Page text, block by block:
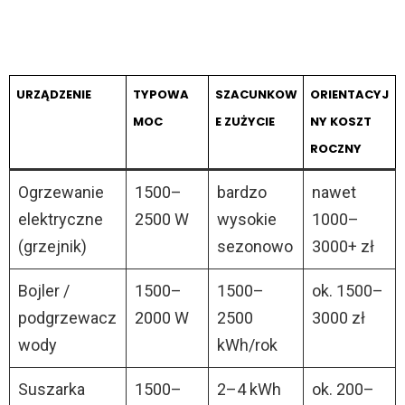
URZĄDZENIE
TYPOWA
MOC
SZACUNKOW
E ZUŻYCIE
ORIENTACYJ
NY KOSZT
ROCZNY
Ogrzewanie
elektryczne
(grzejnik)
1500–
2500 W
bardzo
wysokie
sezonowo
nawet
1000–
3000+ zł
Bojler /
podgrzewacz
wody
1500–
2000 W
1500–
2500
kWh/rok
ok. 1500–
3000 zł
Suszarka 1500– 2–4 kWh ok. 200–